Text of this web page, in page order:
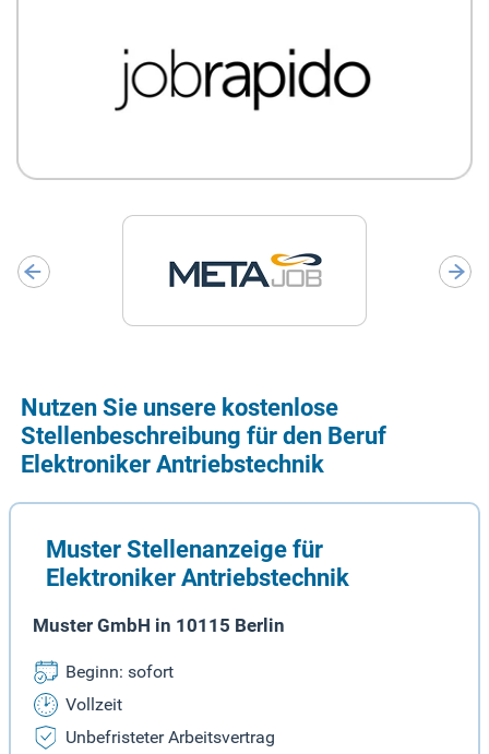
Nutzen Sie unsere kostenlose
Stellenbeschreibung für den Beruf
Elektroniker Antriebstechnik
Muster Stellenanzeige für
Elektroniker Antriebstechnik
Muster GmbH in 10115 Berlin
Beginn: sofort
Vollzeit
Unbefristeter Arbeitsvertrag